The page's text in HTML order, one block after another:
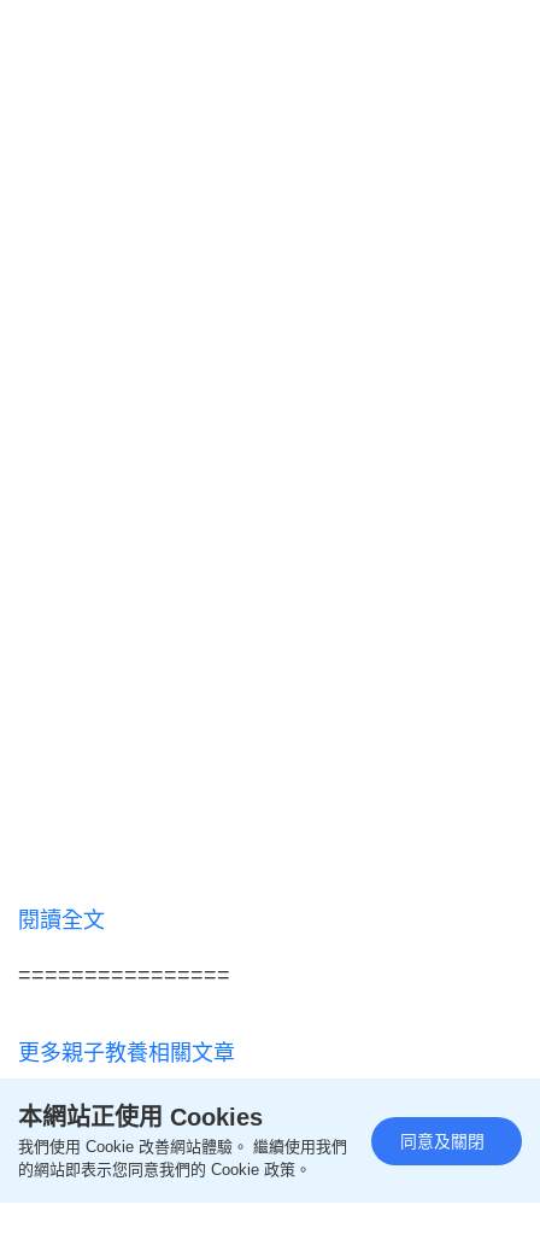
閱讀全文
================
更多親子教養相關文章
即likeOh爸媽FB，緊貼一手親子資訊
即followOhpama IG
本網站正使用 Cookies
我們使用 Cookie 改善網站體驗。 繼續使用我們
的網站即表示您同意我們的 Cookie 政策。
同意及關閉